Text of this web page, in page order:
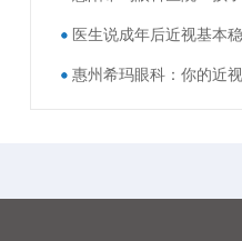
惠州希玛眼科：你的近